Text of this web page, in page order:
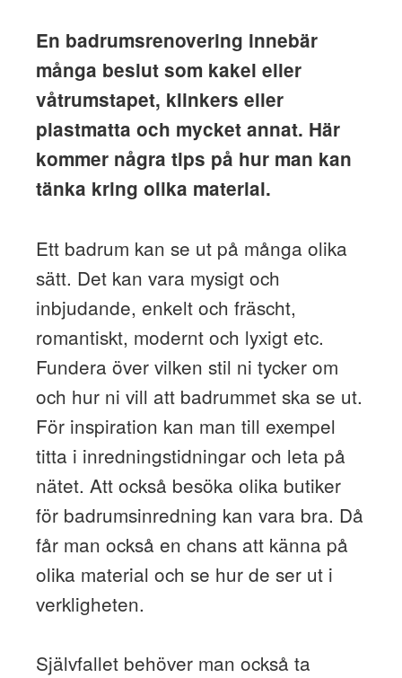
En badrumsrenovering innebär
många beslut som kakel eller
våtrumstapet, klinkers eller
plastmatta och mycket annat. Här
kommer några tips på hur man kan
tänka kring olika material.
Ett badrum kan se ut på många olika
sätt. Det kan vara mysigt och
inbjudande, enkelt och fräscht,
romantiskt, modernt och lyxigt etc.
Fundera över vilken stil ni tycker om
och hur ni vill att badrummet ska se ut.
För inspiration kan man till exempel
titta i inredningstidningar och leta på
nätet. Att också besöka olika butiker
för badrumsinredning kan vara bra. Då
får man också en chans att känna på
olika material och se hur de ser ut i
verkligheten.
Självfallet behöver man också ta